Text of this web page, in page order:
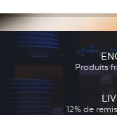
Produits
12% de